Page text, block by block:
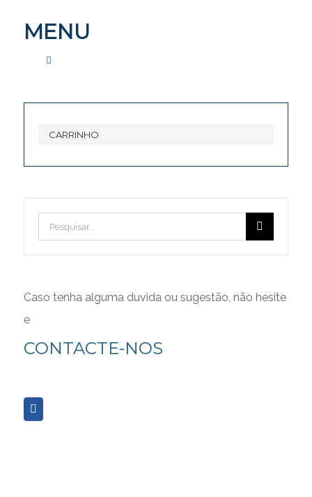
MENU
CARRINHO
Pesquisar
Caso tenha alguma duvida ou sugestão, não hesite
e
CONTACTE-NOS
Consulte aqui as Políticas Gerais de Privacidade e
Utilização de Cookies